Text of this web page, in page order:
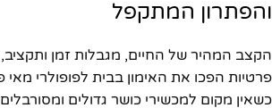
והפתרון המתקפל
הקצב המהיר של החיים, מגבלות זמן ותקציב,
פרטיות הפכו את האימון בבית לפופולרי
כשאין מקום למכשירי כושר גדולים